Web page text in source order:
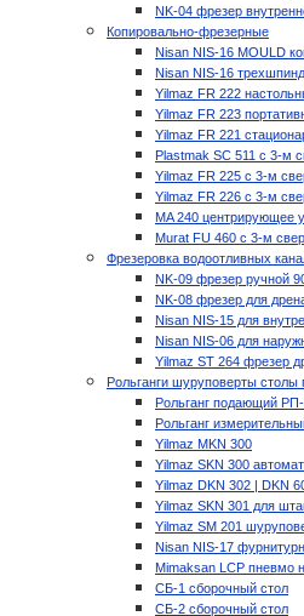
NK-04 фрезер
Копировально-фрезерные
Nisan NIS-16 MOULD
Nisan NIS-16
Yilmaz FR 222
Yilmaz FR 223
Yilmaz FR 221
Plastmak SC 511 с 3-м
Yilmaz FR 225 с 3-м
Yilmaz FR 226 с 3-м
MA 240 центрирующее
Murat FU 460 с 3-м
Фрезеровка водоотливных
NK-09 фрезер ручной
NK-08 фрезер для
Nisan NIS-15 для
Nisan NIS-06 для
Yilmaz ST 264 фрезер
Рольганги шуруповерты столы
Рольганг подающий
Рольганг
Yilmaz MKN 300
Yilmaz SKN 300
Yilmaz DKN 302 | DKN
Yilmaz SKN 301 для
Yilmaz SM 201
Nisan NIS-17
Mimaksan LCP пневмо
СБ-1 сборочный стол
СБ-2 сборочный стол